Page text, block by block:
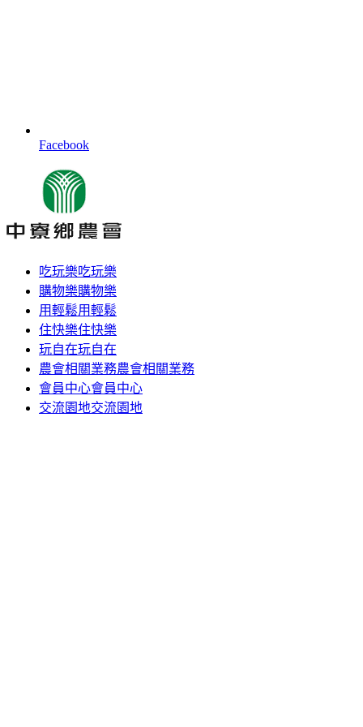
Facebook
吃玩樂吃玩樂
購物樂購物樂
用輕鬆用輕鬆
住快樂住快樂
玩自在玩自在
農會相關業務農會相關業務
會員中心會員中心
交流園地交流園地